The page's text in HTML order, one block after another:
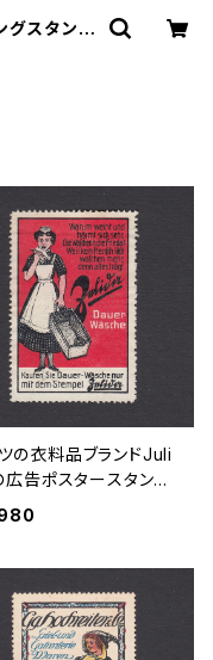
スタンプ
の衣料品ブランドJuli
告ポスタースタンプ
頃